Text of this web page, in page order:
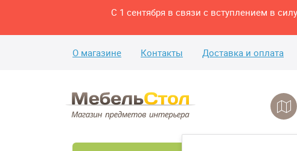
С 1 сентября в связи с вступлением в
О магазине Контакты Доставка и оплата